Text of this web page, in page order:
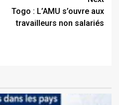
Togo : L’AMU s’ouvre aux
travailleurs non salariés